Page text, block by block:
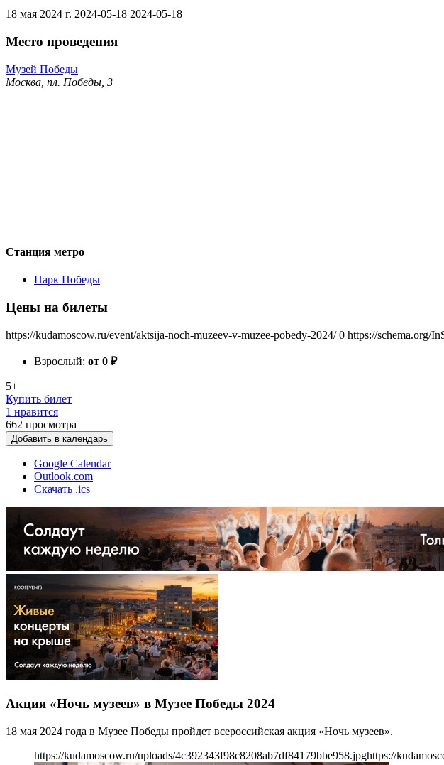
18 мая 2024 г. 2024-05-18 2024-05-18
Место проведения
Музей Победы
Москва, пл. Победы, 3
Станция метро
Парк Победы
Цены на билеты
https://kudamoscow.ru/event/aktsija-noch-muzeev-v-muzee-pobedy-2024/ 0 https://schema.org/
Взрослый: от 0 ₽
5+
Купить билет
1 нравится
662 просмотра
Добавить в календарь
Google Calendar
Outlook.com
Скачать .ics
Акция «Ночь музеев» в Музее Победы 2024
18 мая 2024 года в Музее Победы пройдет всероссийская акция «Ночь музеев».
https://kudamoscow.ru/uploads/4c392343f98c8208ab7df84179bbe958.jpghttps://